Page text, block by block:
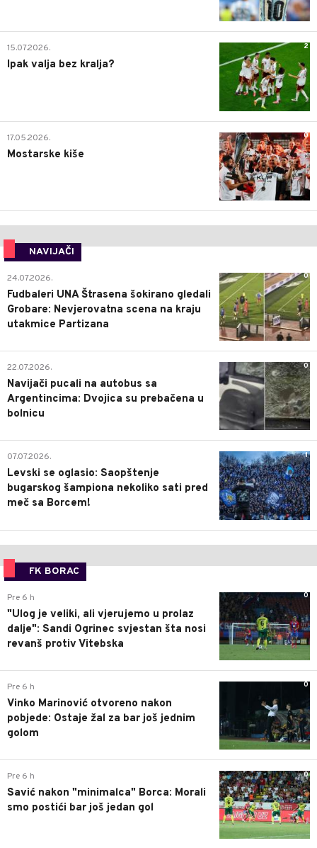
2
15.07.2026.
Ipak valja bez kralja?
0
17.05.2026.
Mostarske kiše
NAVIJAČI
0
24.07.2026.
Fudbaleri UNA Štrasena šokirano gledali
Grobare: Nevjerovatna scena na kraju
utakmice Partizana
0
22.07.2026.
Navijači pucali na autobus sa
Argentincima: Dvojica su prebačena u
bolnicu
1
07.07.2026.
Levski se oglasio: Saopštenje
bugarskog šampiona nekoliko sati pred
meč sa Borcem!
FK BORAC
0
Pre 6 h
"Ulog je veliki, ali vjerujemo u prolaz
dalje": Sandi Ogrinec svjestan šta nosi
revanš protiv Vitebska
0
Pre 6 h
Vinko Marinović otvoreno nakon
pobjede: Ostaje žal za bar još jednim
golom
0
Pre 6 h
Savić nakon "minimalca" Borca: Morali
smo postići bar još jedan gol